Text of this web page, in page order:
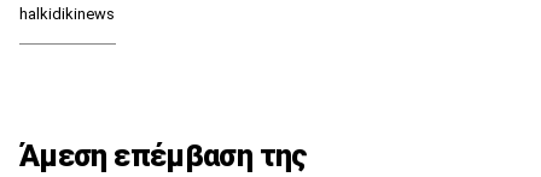
halkidikinews
Άμεση επέμβαση της